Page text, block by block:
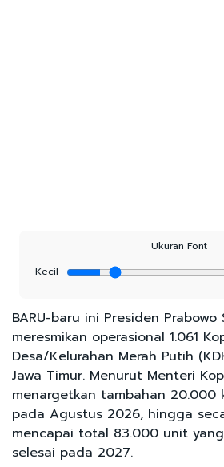
Ukuran Font
Kecil
BARU-baru ini Presiden Prabowo
meresmikan operasional 1.061
Desa/Kelurahan Merah Putih
Jawa Timur. Menurut Menteri
menargetkan tambahan 20.000
pada Agustus 2026, hingga
mencapai total 83.000 unit
selesai pada 2027.